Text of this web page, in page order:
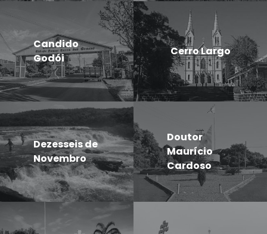
Candido
Godói
Cerro Largo
Dezesseis de
Novembro
Doutor
Maurício
Cardoso